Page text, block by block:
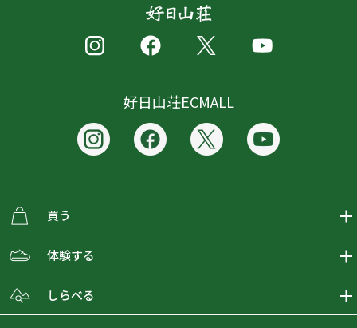
好日山荘ECMALL
買う
ECMALLの商品をさがす
取り扱いブランド一覧
体験する
おとな女子登山部
しらべる